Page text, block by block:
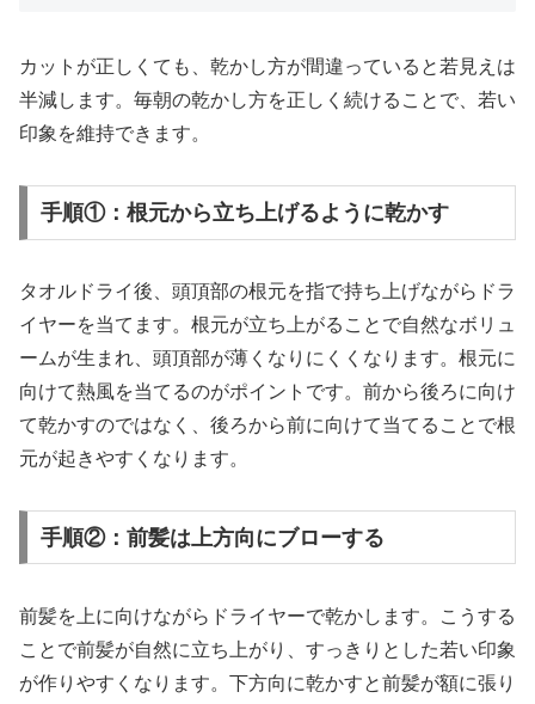
カットが正しくても、乾かし方が間違っていると若見えは
半減します。毎朝の乾かし方を正しく続けることで、若い
印象を維持できます。
手順①：根元から立ち上げるように乾かす
タオルドライ後、頭頂部の根元を指で持ち上げながらドラ
イヤーを当てます。根元が立ち上がることで自然なボリュ
ームが生まれ、頭頂部が薄くなりにくくなります。根元に
向けて熱風を当てるのがポイントです。前から後ろに向け
て乾かすのではなく、後ろから前に向けて当てることで根
元が起きやすくなります。
手順②：前髪は上方向にブローする
前髪を上に向けながらドライヤーで乾かします。こうする
ことで前髪が自然に立ち上がり、すっきりとした若い印象
が作りやすくなります。下方向に乾かすと前髪が額に張り